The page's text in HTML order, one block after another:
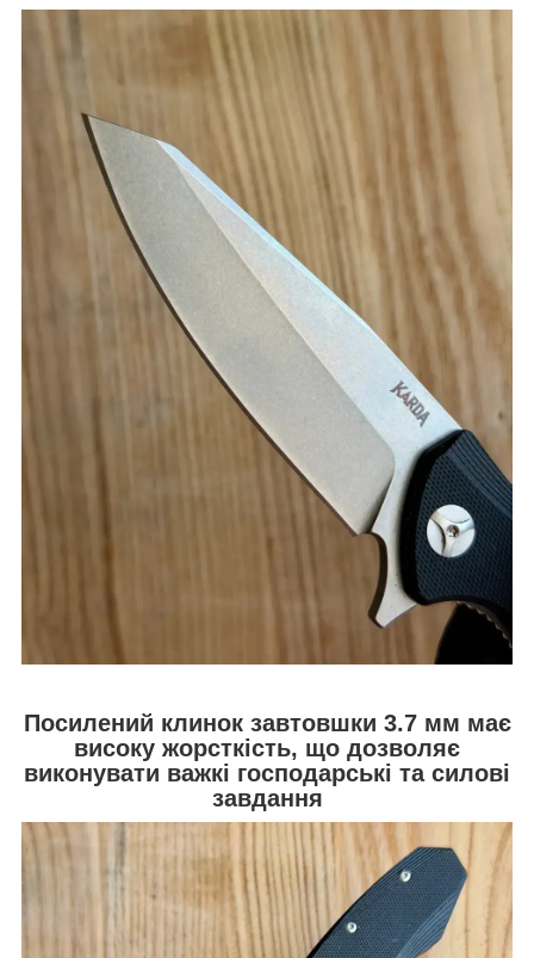
Посилений клинок завтовшки 3.7 мм має
високу жорсткість, що дозволяє
виконувати важкі господарські та силові
завдання